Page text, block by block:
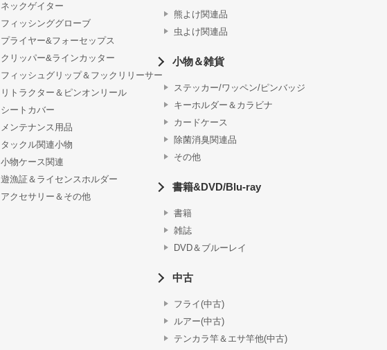
ネックゲイター
フィッシンググローブ
プライヤー&フォーセップス
クリッパー&ラインカッター
フィッシュグリップ＆フックリリーサー
リトラクター＆ピンオンリール
シートカバー
メンテナンス用品
タックル関連小物
小物ケース関連
遊漁証＆ライセンスホルダー
アクセサリー＆その他
熊よけ関連品
虫よけ関連品
小物＆雑貨
ステッカー/ワッペン/ピンバッジ
キーホルダー＆カラビナ
カードケース
除菌消臭関連品
その他
書籍&DVD/Blu-ray
書籍
雑誌
DVD＆ブルーレイ
中古
フライ(中古)
ルアー(中古)
テンカラ竿＆エサ竿他(中古)